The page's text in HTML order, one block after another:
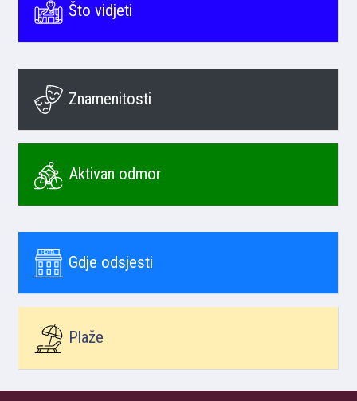
Što vidjeti
Znamenitosti
Aktivan odmor
Gdje odsjesti
Plaže